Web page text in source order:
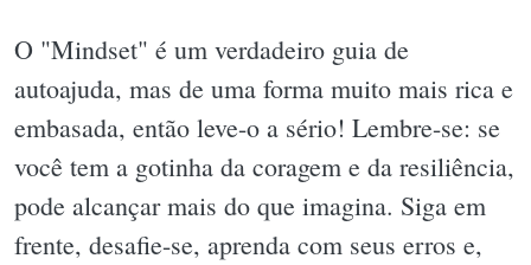
O "Mindset" é um verdadeiro guia de
autoajuda, mas de uma forma muito mais rica e
embasada, então leve-o a sério! Lembre-se: se
você tem a gotinha da coragem e da resiliência,
pode alcançar mais do que imagina. Siga em
frente, desafie-se, aprenda com seus erros e,